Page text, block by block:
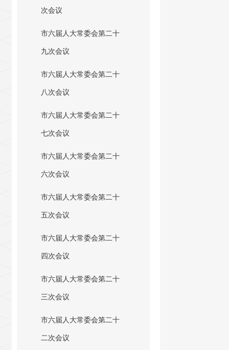
次会议
市六届人大常委会第二十
九次会议
市六届人大常委会第二十
八次会议
市六届人大常委会第二十
七次会议
市六届人大常委会第二十
六次会议
市六届人大常委会第二十
五次会议
市六届人大常委会第二十
四次会议
市六届人大常委会第二十
三次会议
市六届人大常委会第二十
二次会议